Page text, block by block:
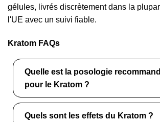
gélules, livrés discrètement dans la
l'UE avec un suivi fiable.
Kratom FAQs
Quelle est la posologie
pour le Kratom ?
Quels sont les effets du Kratom ?